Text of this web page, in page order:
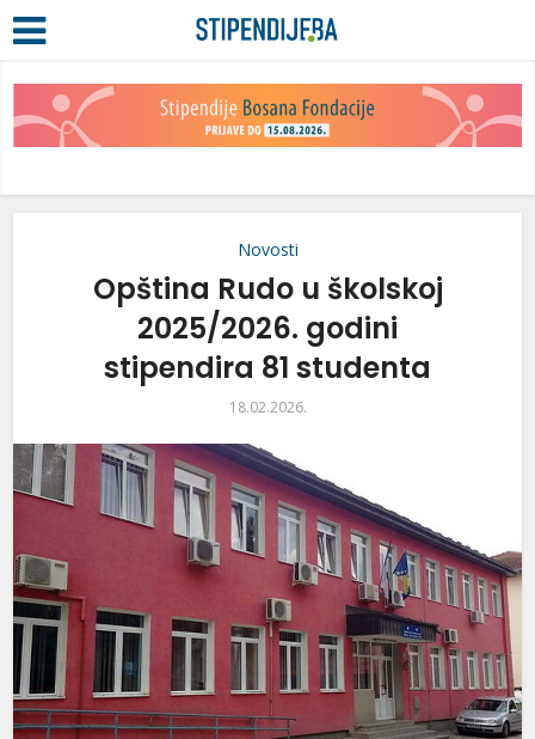
Novosti
Opština Rudo u školskoj
2025/2026. godini
stipendira 81 studenta
18.02.2026.